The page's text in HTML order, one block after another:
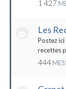
1 427
Les
Postez
recettes
444